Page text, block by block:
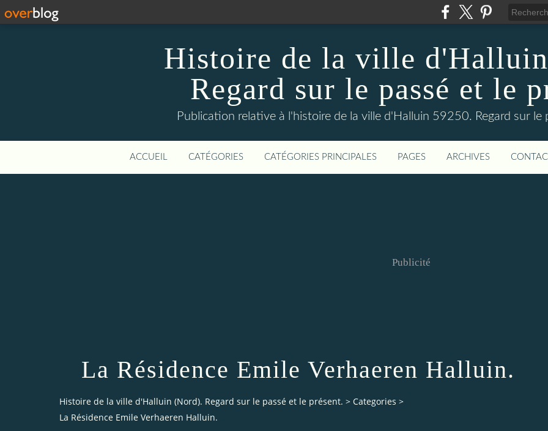
Histoire de la ville
Regard sur le passé et le
Publication relative à l'histoire de la ville d'Halluin 59250. Regard sur le
ACCUEIL CATÉGORIES CATÉGORIES PRINCIPALES PAGES ARCHIVES
Publicité
La Résidence Emile Verhaeren Halluin.
Histoire de la ville d'Halluin (Nord). Regard sur le passé et le présent. > Categories >
La Résidence Emile Verhaeren Halluin.